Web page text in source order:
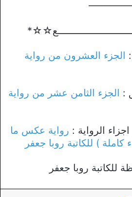
الجزء العشرون من رواية
: الجزء الثامن عشر من رواية
الرواية : رواية عكس ما
كاملة ) للكاتبة روبا جعفر
للكاتبة روبا جعفر